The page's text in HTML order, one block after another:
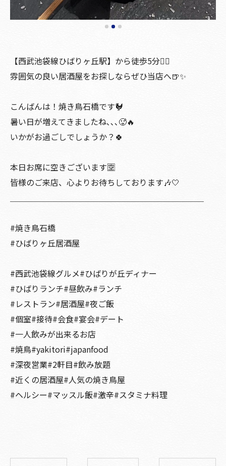
【西武池袋線ひばりヶ丘駅】から徒歩5分🚶‍♀️
雰囲気の良い居酒屋をお探しならぜひ当店へ🍺✨
こんばんは！焼き鳥石橋です🐓
暑い日が増えてきましたね､､､🥵🔥
いかがお過ごしでしょうか？🍀
本日お席に空きございます🈳
皆様のご来店、心よりお待ちしております🎶🤍
#焼き鳥石橋
#ひばりヶ丘居酒屋
#西武池袋線グルメ#ひばりが丘ディナー
#ひばりランチ#昼飲み#ランチ
#レストラン#居酒屋#夜ご飯
#個室#接待#会食#宴会#デート
#一人飲みが出来るお店
#焼鳥#yakitori#japanfood
#深夜営業#2軒目#飲み放題
#近くの居酒屋#人気の焼き鳥屋
#ヘルシー#マッスル飯#激辛#スタミナ料理